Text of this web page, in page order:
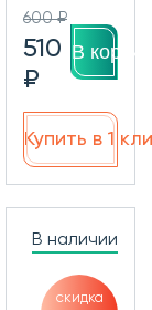
600 ₽
510
₽
В
Купить в 1
В наличии
скидка